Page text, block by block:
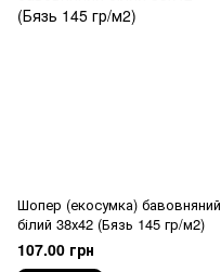
Шопер (екосумка) бавовняний
білий 38х42 (Бязь 145 гр/м2)
107.00 грн